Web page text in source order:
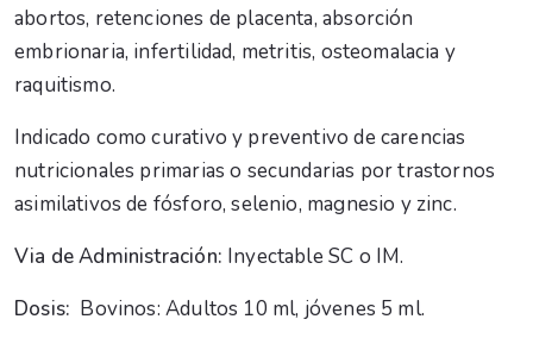
abortos, retenciones de placenta, absorción
embrionaria, infertilidad, metritis, osteomalacia y
raquitismo.
Indicado como curativo y preventivo de carencias
nutricionales primarias o secundarias por trastornos
asimilativos de fósforo, selenio, magnesio y zinc.
Via de Administración: Inyectable SC o IM.
Dosis: Bovinos: Adultos 10 ml, jóvenes 5 ml.